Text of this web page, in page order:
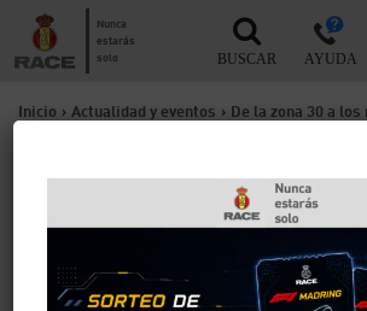
Nunca
estarás
solo
BUSCAR AYUDA
Inicio > Actualidad y eventos > De la zona 30 a
De la zona 30 a los
límites de velocidad
ciudades